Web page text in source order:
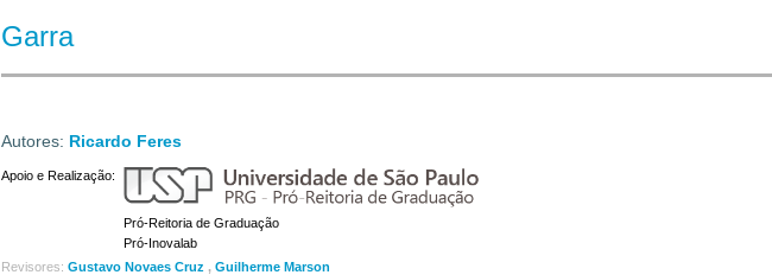
Garra
Autores: Ricardo Feres
Apoio e Realização:
Pró-Reitoria de Graduação
Pró-Inovalab
Revisores: Gustavo Novaes Cruz , Guilherme Marson